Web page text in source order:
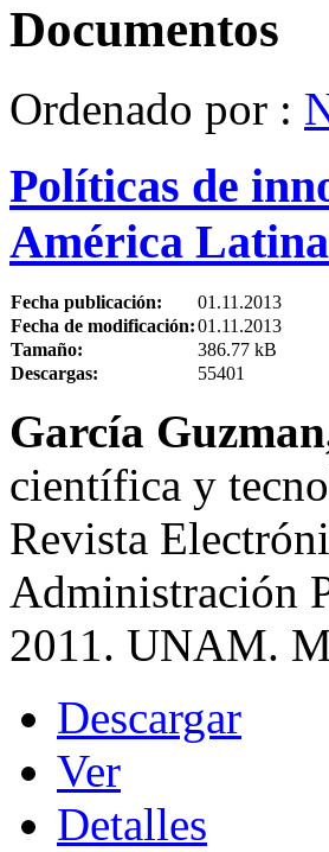
Documentos
Ordenado por :
Políticas de
América
Fecha publicación:
01.11.2013
Fecha de modificación:01.11.2013
Tamaño:
386.77 kB
Descargas:
55401
García
científica y
Revista
Administración
2011. UNAM.
Descargar
Ver
Detalles